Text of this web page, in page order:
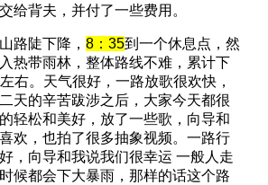
给背夫，并付了一些费用。
路陡下降， 8：35到一个休息点，然
热带雨林，整体路线不难，累计下
右。天气很好，一路放歌很欢快，
天的辛苦跋涉之后，大家今天都很
轻松和美好，放了一些歌，向导和
欢，也拍了很多抽象视频。一路行
，向导和我说我们很幸运 一般人走
候都会下大暴雨，那样的话这个路